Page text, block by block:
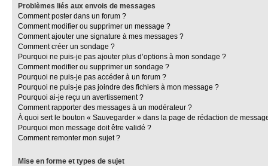
Problèmes liés aux envois de messages
Comment poster dans un forum ?
Comment modifier ou supprimer un message ?
Comment ajouter une signature à mes messages ?
Comment créer un sondage ?
Pourquoi ne puis-je pas ajouter plus d’options à mon sondage ?
Comment modifier ou supprimer un sondage ?
Pourquoi ne puis-je pas accéder à un forum ?
Pourquoi ne puis-je pas joindre des fichiers à mon message ?
Pourquoi ai-je reçu un avertissement ?
Comment rapporter des messages à un modérateur ?
À quoi sert le bouton « Sauvegarder » dans la page de rédaction de
Pourquoi mon message doit être validé ?
Comment remonter mon sujet ?
Mise en forme et types de sujet